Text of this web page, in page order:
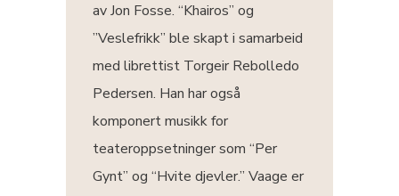
av Jon Fosse. “Khairos” og
”Veslefrikk” ble skapt i samarbeid
med librettist Torgeir Rebolledo
Pedersen. Han har også
komponert musikk for
teateroppsetninger som “Per
Gynt” og “Hvite djevler.” Vaage er